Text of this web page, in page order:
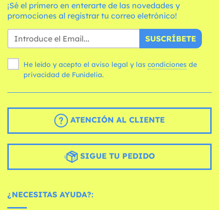
¡Sé el primero en enterarte de las novedades y
promociones al registrar tu correo eletrónico!
SUSCRÍBETE
He leído y acepto el aviso legal y las condiciones
privacidad de Funidelia.
ATENCIÓN AL CLIENTE
SIGUE TU PEDIDO
¿NECESITAS AYUDA?: